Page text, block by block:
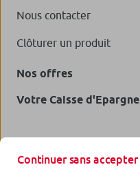
Nous contacter
Clôturer un produit
Nos offres
Votre Caisse d'Epargne
Continuer sans accepter